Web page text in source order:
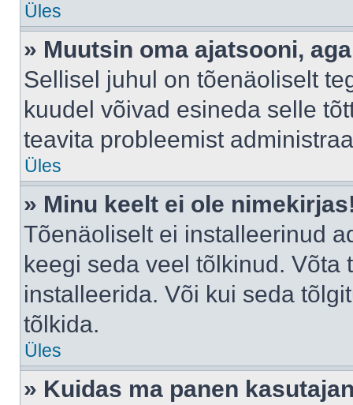
Üles
» Muutsin oma ajatsooni,
Sellisel juhul on tõenäoliselt
kuudel võivad esineda selle
teavita probleemist
Üles
» Minu keelt ei ole
Tõenäoliselt ei installeerinud
keegi seda veel tõlkinud.
installeerida. Või kui seda
tõlkida.
Üles
» Kuidas ma panen